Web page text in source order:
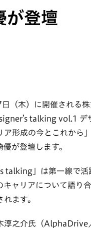
が登壇
（木）に開催される
talking vol.1 デ
ア形成の今とこれから
優が登壇します。
talking」は第一線で
キャリアについて語り
ます。
淳之介氏（